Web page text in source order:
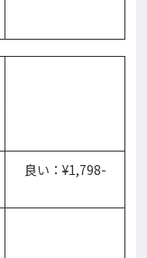
良い：¥1,798-